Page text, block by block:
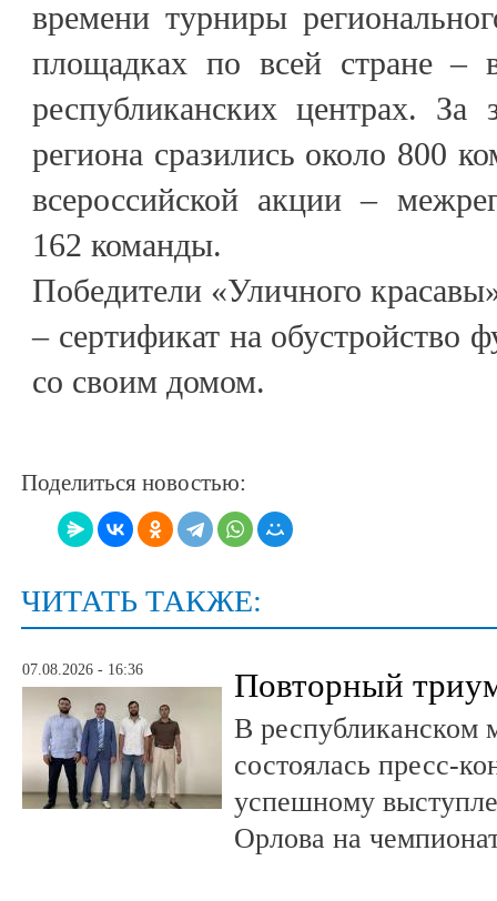
времени турниры
площадках по всей стране –
республиканских центрах. За
региона сразились около 800
всероссийской акции –
162 команды.
Победители «Уличного
– сертификат на обустройство
со своим домом.
Поделиться новостью:
ЧИТАТЬ ТАКЖЕ:
07.08.2026 - 16:36 Повторный
В республиканском
состоялась пресс-
успешному
Орлова на